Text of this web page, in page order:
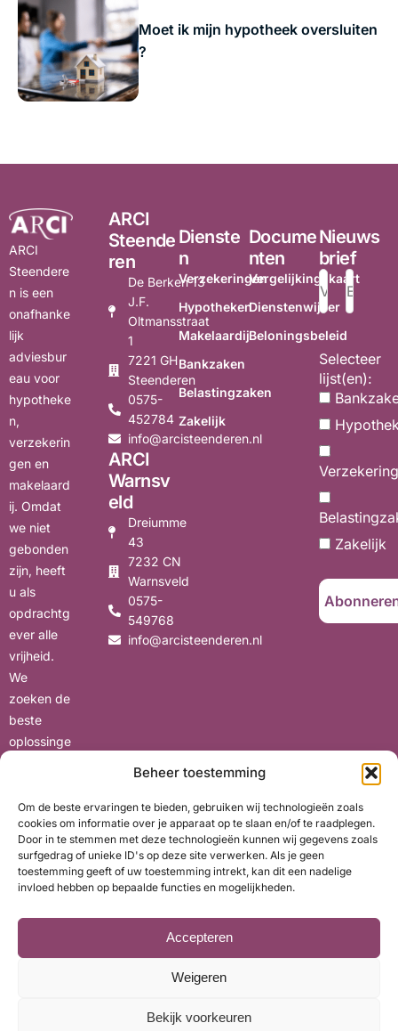
Beheer toestemming
Om de beste ervaringen te bieden, gebruiken wij technologieën zoals
cookies om informatie over je apparaat op te slaan en/of te raadplegen.
Door in te stemmen met deze technologieën kunnen wij gegevens zoals
surfgedrag of unieke ID's op deze site verwerken. Als je geen
toestemming geeft of uw toestemming intrekt, kan dit een nadelige
invloed hebben op bepaalde functies en mogelijkheden.
Accepteren
Weigeren
Bekijk voorkeuren
Moet ik mijn hypotheek oversluiten
?
ARCI
Steendere
n is een
onafhanke
lijk
adviesbur
eau voor
hypotheke
n,
verzekerin
gen en
makelaard
ij. Omdat
we niet
gebonden
zijn, heeft
u als
opdrachtg
ever alle
vrijheid.
We
zoeken de
beste
oplossinge
met oog
voor uw
wensen en
belangen.
ARCI
Steende
ren
De Berken 13
J.F.
Oltmansstraat
1
7221 GH
Steenderen
0575-
452784
info@arcisteenderen.nl
ARCI
Warnsv
eld
Dreiumme
43
7232 CN
Warnsveld
0575-
549768
info@arcisteenderen.nl
Dienste
n
Verzekeringen
Hypotheken
Makelaardij
Bankzaken
Belastingzaken
Zakelijk
Docume
nten
Vergelijkingskaart
Dienstenwijzer
Beloningsbeleid
Nieuws
brief
Selecteer
lijst(en):
Zakelijk